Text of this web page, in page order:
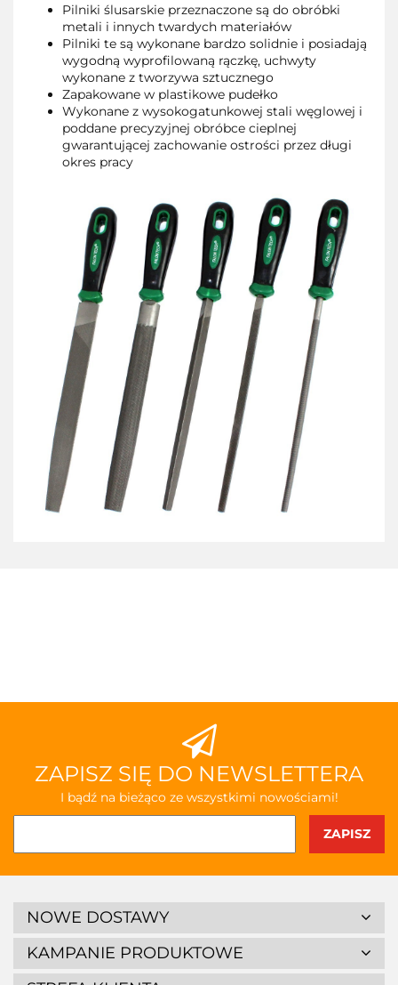
Pilniki ślusarskie przeznaczone są do obróbki
metali i innych twardych materiałów
Pilniki te są wykonane bardzo solidnie i posiadają
wygodną wyprofilowaną rączkę, uchwyty
wykonane z tworzywa sztucznego
Zapakowane w plastikowe pudełko
Wykonane z wysokogatunkowej stali węglowej i
poddane precyzyjnej obróbce cieplnej
gwarantującej zachowanie ostrości przez długi
okres pracy
ZAPISZ SIĘ DO NEWSLETTERA
I bądź na bieżąco ze wszystkimi nowościami!
NOWE DOSTAWY
KAMPANIE PRODUKTOWE